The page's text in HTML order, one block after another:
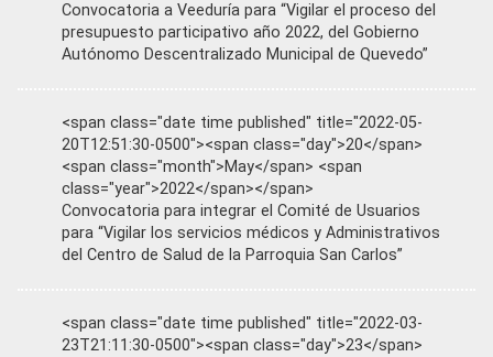
Convocatoria a Veeduría para “Vigilar el proceso del
presupuesto participativo año 2022, del Gobierno
Autónomo Descentralizado Municipal de Quevedo”
<span class="date time published" title="2022-05-
20T12:51:30-0500"><span class="day">20</span>
<span class="month">May</span> <span
class="year">2022</span></span>
Convocatoria para integrar el Comité de Usuarios
para “Vigilar los servicios médicos y Administrativos
del Centro de Salud de la Parroquia San Carlos”
<span class="date time published" title="2022-03-
23T21:11:30-0500"><span class="day">23</span>